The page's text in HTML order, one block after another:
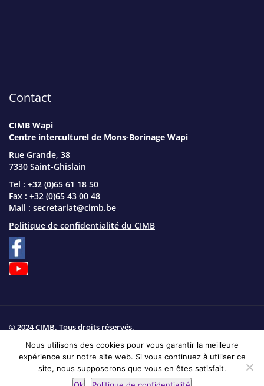
Contact
CIMB Wapi
Centre interculturel de Mons-Borinage Wapi
Rue Grande, 38
7330 Saint-Ghislain
Tel : +32 (0)65 61 18 50
Fax : +32 (0)65 43 00 48
Mail : secretariat@cimb.be
Politique de confidentialité du CIMB
© 2024 CIMB. Tous droits réservés.
Plan du site
Site web réalisé parProduweb
Nous utilisons des cookies pour vous garantir la meilleure
expérience sur notre site web. Si vous continuez à utiliser ce
site, nous supposerons que vous en êtes satisfait.